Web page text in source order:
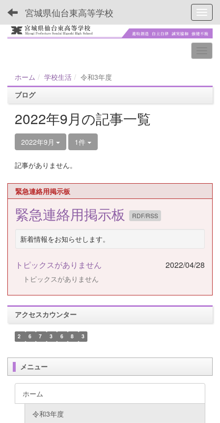
宮城県仙台東高等学校
ホーム 学校生活
令和3年度
ブログ
2022年9月の記事一覧
2022年9月 1件
記事がありません。
緊急連絡用掲示板
緊急連絡用掲示板 RDF/RSS
新着情報をお知らせします。
トピックスがありません 2022/04/28
トピックスがありません
アクセスカウンター
2 6 7 3 6 8 3
メニュー
ホーム
令和3年度